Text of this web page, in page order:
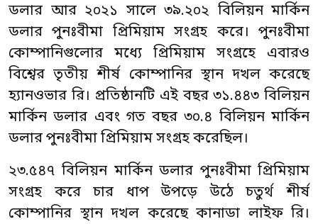
ডলার আর ২০২১ সালে ৩৯.২০২ বিলিয়ন মার্কিন
ডলার পুনঃবীমা প্রিমিয়াম সংগ্রহ করে। পুনঃবীমা
কোম্পানিগুলোর মধ্যে প্রিমিয়াম সংগ্রহে এবারও
বিশ্বের তৃতীয় শীর্ষ কোম্পানির স্থান দখল করেছে
হ্যানওভার রি। প্রতিষ্ঠানটি এই বছর ৩১.৪৪৩ বিলিয়ন
মার্কিন ডলার এবং গত বছর ৩০.৪ বিলিয়ন মার্কিন
ডলার পুনঃবীমা প্রিমিয়াম সংগ্রহ করেছিল।
২৩.৫৪৭ বিলিয়ন মার্কিন ডলার পুনঃবীমা প্রিমিয়াম
সংগ্রহ করে চার ধাপ উপড়ে উঠে চতুর্থ শীর্ষ
কোম্পানির স্থান দখল করেছে কানাডা লাইফ রি।